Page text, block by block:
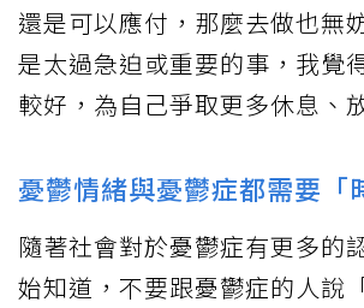
還是可以應付，那麼去做也無
是太過急迫或重要的事，我覺
較好，為自己爭取更多休息、
憂鬱情緒與憂鬱症都需要「
隨著社會對於憂鬱症有更多的
始知道，不要跟憂鬱症的人說